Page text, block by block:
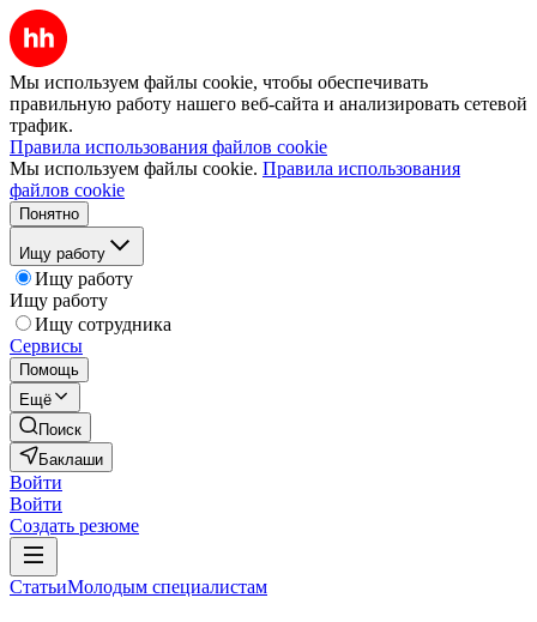
Мы используем файлы cookie, чтобы обеспечивать
правильную работу нашего веб-сайта и анализировать сетевой
трафик.
Правила использования файлов cookie
Мы используем файлы cookie. Правила использования
файлов cookie
Понятно
Ищу работу
Ищу работу
Ищу работу
Ищу сотрудника
Сервисы
Помощь
Ещё
Поиск
Баклаши
Войти
Войти
Создать резюме
СтатьиМолодым специалистам